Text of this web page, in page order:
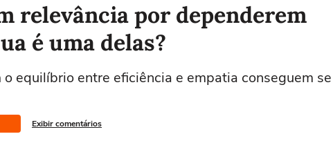
relevância por dependerem
é uma delas?
equilíbrio entre eficiência e empatia conseguem se
Exibir comentários